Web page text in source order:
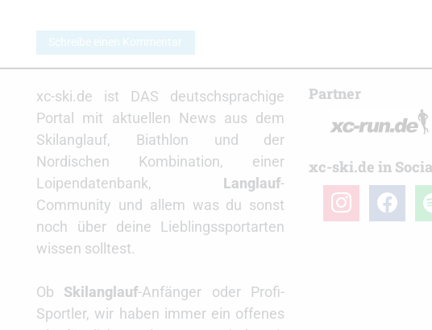
Schreibe einen Kommentar
xc-ski.de ist DAS deutschsprachige
Portal mit aktuellen News aus dem
Skilanglauf, Biathlon und der
Nordischen Kombination, einer
Loipendatenbank, Langlauf-
Community und allem was du sonst
noch über deine Lieblingssportarten
wissen solltest.
Ob Skilanglauf-Anfänger oder Profi-
Sportler, wir haben immer ein offenes
Partner
xc-ski.de in
instagramfacebook